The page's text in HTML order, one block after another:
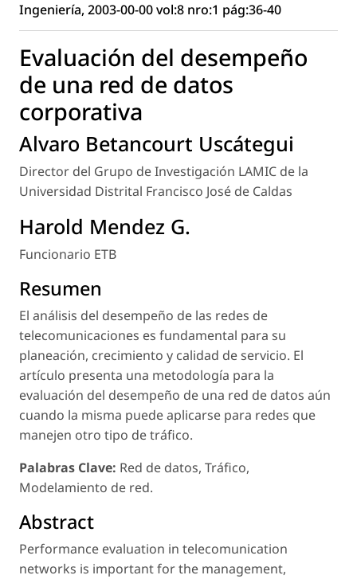
Ingeniería, 2003-00-00 vol:8 nro:1 pág:36-40
Evaluación del desempeño
de una red de datos
corporativa
Alvaro Betancourt Uscátegui
Director del Grupo de Investigación LAMIC de la
Universidad Distrital Francisco José de Caldas
Harold Mendez G.
Funcionario ETB
Resumen
El análisis del desempeño de las redes de
telecomunicaciones es fundamental para su
planeación, crecimiento y calidad de servicio. El
artículo presenta una metodología para la
evaluación del desempeño de una red de datos aún
cuando la misma puede aplicarse para redes que
manejen otro tipo de tráfico.
Palabras Clave: Red de datos, Tráfico,
Modelamiento de red.
Abstract
Performance evaluation in telecomunication
networks is important for the management,